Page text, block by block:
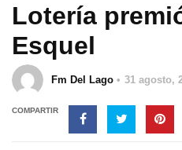
Lotería
Esquel
Fm Del Lago 31 agosto,
COMPARTIR